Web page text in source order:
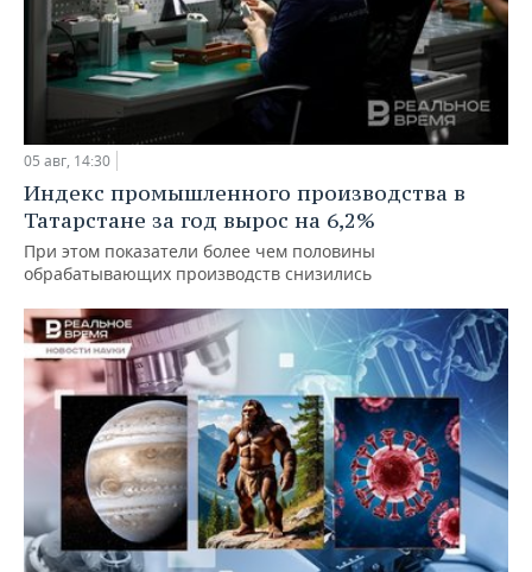
05 авг, 14:30
Индекс промышленного производства в
Татарстане за год вырос на 6,2%
При этом показатели более чем половины
обрабатывающих производств снизились